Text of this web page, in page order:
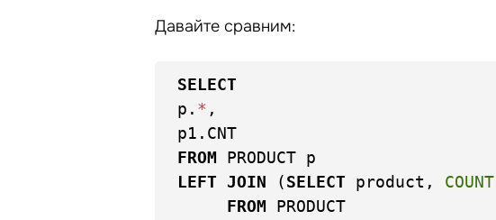
Давайте сравним:
SELECT
p. * ,
FROM
LEFT
JOIN (SELECT product, COUNT
FROM PRODUCT